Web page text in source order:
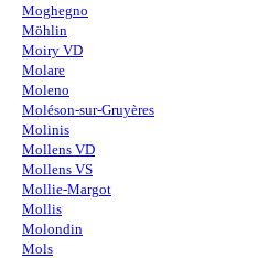
Moghegno
Möhlin
Moiry VD
Molare
Moleno
Moléson-sur-Gruyères
Molinis
Mollens VD
Mollens VS
Mollie-Margot
Mollis
Molondin
Mols